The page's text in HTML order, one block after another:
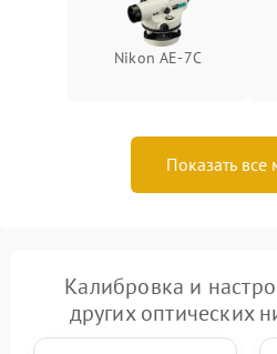
Nikon AE-7C
Показать все
Калибровка и
других оптических